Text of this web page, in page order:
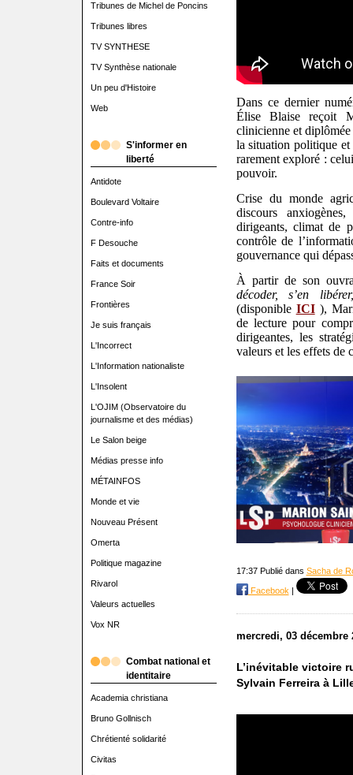
Tribunes de Michel de Poncins
Tribunes libres
TV SYNTHESE
TV Synthèse nationale
Un peu d'Histoire
Web
S'informer en
liberté
Antidote
Boulevard Voltaire
Contre-info
F Desouche
Faits et documents
France Soir
Frontières
Je suis français
L'Incorrect
L'Information nationaliste
L'Insolent
L'OJIM (Observatoire du
journalisme et des médias)
Le Salon beige
Médias presse info
MÉTAINFOS
Monde et vie
Nouveau Présent
Omerta
Politique magazine
Rivarol
Valeurs actuelles
Vox NR
Combat national et
identitaire
Academia christiana
Bruno Gollnisch
Chrétienté solidarité
Civitas
Dans ce dernier
Élise Blaise reçoit
clinicienne et
la situation politique et
rarement exploré :
pouvoir.
Crise du monde
discours
dirigeants, climat de
contrôle de
gouvernance qui
À partir de son
décoder, s’en
(disponible ICI ),
de lecture pour
dirigeantes, les
valeurs et les effets de
17:37 Publié dans Sacha de
Facebook |
mercredi, 03 décembre
L’inévitable victoire
Sylvain Ferreira à